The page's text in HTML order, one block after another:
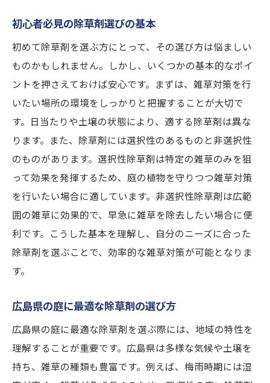
初心者必見の除草剤選びの基本
初めて除草剤を選ぶ方にとって、その選び方は悩ましい
ものかもしれません。しかし、いくつかの基本的なポイ
ントを押さえておけば安心です。まずは、雑草対策を行
いたい場所の環境をしっかりと把握することが大切で
す。日当たりや土壌の状態により、適する除草剤は異な
ります。また、除草剤には選択性のあるものと非選択性
のものがあります。選択性除草剤は特定の雑草のみを狙
って効果を発揮するため、庭の植物を守りつつ雑草対策
を行いたい場合に適しています。非選択性除草剤は広範
囲の雑草に効果的で、早急に雑草を除去したい場合に便
利です。こうした基本を理解し、自分のニーズに合った
除草剤を選ぶことで、効率的な雑草対策が可能となりま
す。
広島県の庭に最適な除草剤の選び方
広島県の庭に最適な除草剤を選ぶ際には、地域の特性を
理解することが重要です。広島県は多様な気候や土壌を
持ち、雑草の種類も豊富です。例えば、梅雨時期には湿